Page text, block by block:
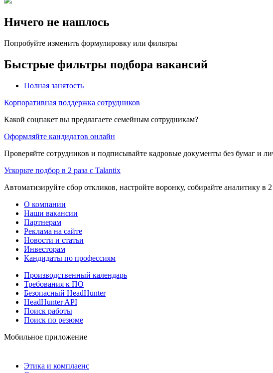
Ничего не нашлось
Попробуйте изменить формулировку или фильтры
Быстрые фильтры подбора вакансий
Полная занятость
Корпоративная поддержка сотрудников
Какой соцпакет вы предлагаете семейным сотрудникам?
Оформляйте кандидатов онлайн
Проверяйте сотрудников и подписывайте кадровые документы без бумаг и
Ускорьте подбор в 2 раза с Talantix
Автоматизируйте сбор откликов, настройте воронку, собирайте аналитику в
О компании
Наши вакансии
Партнерам
Реклама на сайте
Новости и статьи
Инвесторам
Кандидаты по профессиям
Производственный календарь
Требования к ПО
Безопасный HeadHunter
HeadHunter API
Поиск работы
Поиск по резюме
Мобильное приложение
Этика и комплаенс